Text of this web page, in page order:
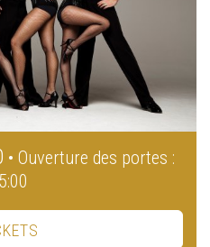
• Ouverture des portes :